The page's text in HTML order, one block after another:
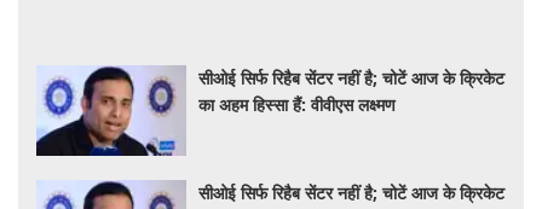
सीओई सिर्फ रिहैब सेंटर नहीं है; चोटें आज के क्रिकेट
का अहम हिस्सा हैं: वीवीएस लक्ष्मण
सीओई सिर्फ रिहैब सेंटर नहीं है; चोटें आज के क्रिकेट